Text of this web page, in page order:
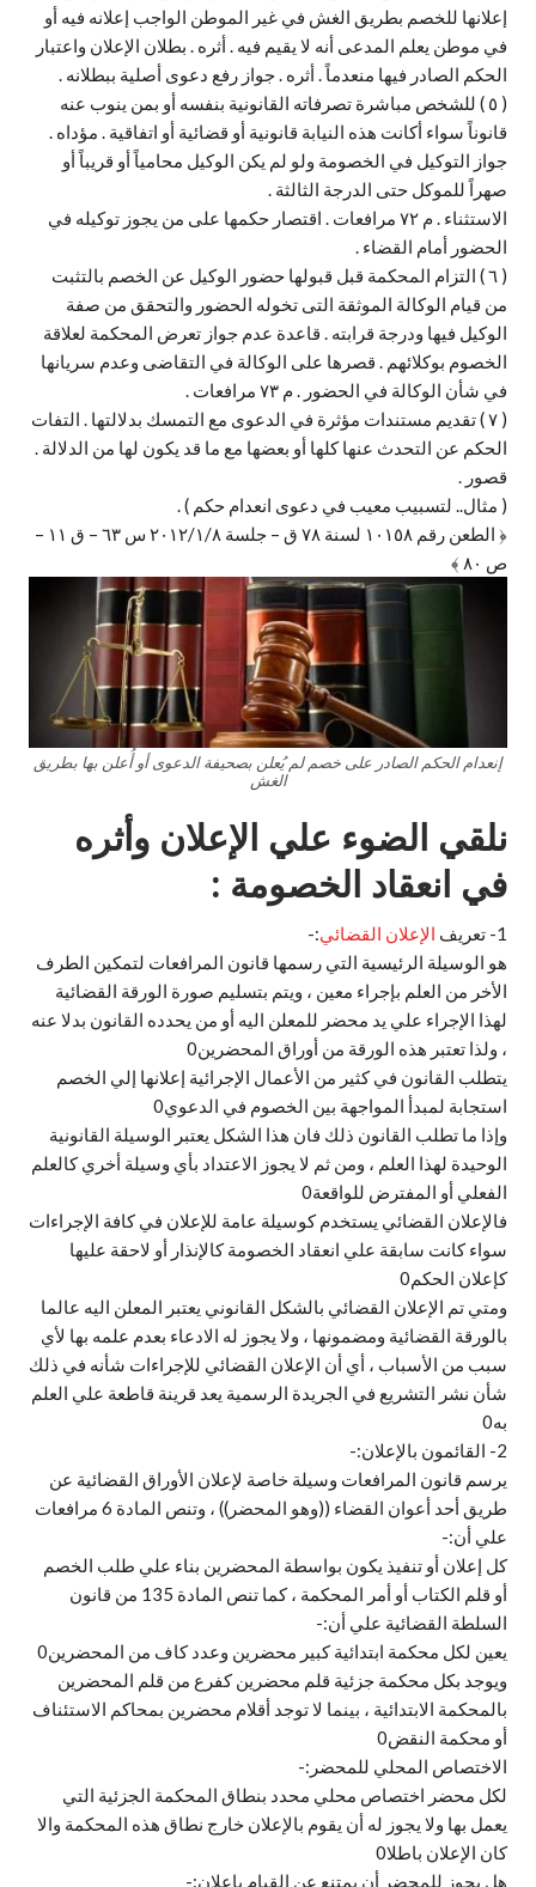
إعلانها للخصم بطريق الغش في غير الموطن الواجب إعلانه فيه أو
في موطن يعلم المدعى أنه لا يقيم فيه . أثره . بطلان الإعلان واعتبار
الحكم الصادر فيها منعدماً . أثره . جواز رفع دعوى أصلية ببطلانه .
( ٥ ) للشخص مباشرة تصرفاته القانونية بنفسه أو بمن ينوب عنه
قانوناً سواء أكانت هذه النيابة قانونية أو قضائية أو اتفاقية . مؤداه .
جواز التوكيل في الخصومة ولو لم يكن الوكيل محامياً أو قريباً أو
صهراً للموكل حتى الدرجة الثالثة .
الاستثناء . م ٧٢ مرافعات . اقتصار حكمها على من يجوز توكيله في
الحضور أمام القضاء .
( ٦ ) التزام المحكمة قبل قبولها حضور الوكيل عن الخصم بالتثبت
من قيام الوكالة الموثقة التى تخوله الحضور والتحقق من صفة
الوكيل فيها ودرجة قرابته . قاعدة عدم جواز تعرض المحكمة لعلاقة
الخصوم بوكلائهم . قصرها على الوكالة في التقاضى وعدم سريانها
في شأن الوكالة في الحضور . م ٧٣ مرافعات .
( ٧ ) تقديم مستندات مؤثرة في الدعوى مع التمسك بدلالتها . التفات
الحكم عن التحدث عنها كلها أو بعضها مع ما قد يكون لها من الدلالة .
قصور .
( مثال.. لتسبيب معيب في دعوى انعدام حكم ) .
﴿ الطعن رقم ١٠١٥٨ لسنة ٧٨ ق – جلسة ٢٠١٢/١/٨ س ٦٣ – ق ١١ –
ص ٨٠ ﴾
إنعدام الحكم الصادر على خصم لم يُعلن بصحيفة الدعوى أو أُعلن بها بطريق
الغش
نلقي الضوء علي الإعلان وأثره
في انعقاد الخصومة :
1- تعريف الإعلان القضائي:-
هو الوسيلة الرئيسية التي رسمها قانون المرافعات لتمكين الطرف
الأخر من العلم بإجراء معين ، ويتم بتسليم صورة الورقة القضائية
لهذا الإجراء علي يد محضر للمعلن اليه أو من يحدده القانون بدلا عنه
، ولذا تعتبر هذه الورقة من أوراق المحضرين0
يتطلب القانون في كثير من الأعمال الإجرائية إعلانها إلي الخصم
استجابة لمبدأ المواجهة بين الخصوم في الدعوي0
وإذا ما تطلب القانون ذلك فان هذا الشكل يعتبر الوسيلة القانونية
الوحيدة لهذا العلم ، ومن ثم لا يجوز الاعتداد بأي وسيلة أخري كالعلم
الفعلي أو المفترض للواقعة0
فالإعلان القضائي يستخدم كوسيلة عامة للإعلان في كافة الإجراءات
سواء كانت سابقة علي انعقاد الخصومة كالإنذار أو لاحقة عليها
كإعلان الحكم0
ومتي تم الإعلان القضائي بالشكل القانوني يعتبر المعلن اليه عالما
بالورقة القضائية ومضمونها ، ولا يجوز له الادعاء بعدم علمه بها لأي
سبب من الأسباب ، أي أن الإعلان القضائي للإجراءات شأنه في ذلك
شأن نشر التشريع في الجريدة الرسمية يعد قرينة قاطعة علي العلم
به0
2- القائمون بالإعلان:-
يرسم قانون المرافعات وسيلة خاصة لإعلان الأوراق القضائية عن
طريق أحد أعوان القضاء ((وهو المحضر)) ، وتنص المادة 6 مرافعات
علي أن:-
كل إعلان أو تنفيذ يكون بواسطة المحضرين بناء علي طلب الخصم
أو قلم الكتاب أو أمر المحكمة ، كما تنص المادة 135 من قانون
السلطة القضائية علي أن:-
يعين لكل محكمة ابتدائية كبير محضرين وعدد كاف من المحضرين0
ويوجد بكل محكمة جزئية قلم محضرين كفرع من قلم المحضرين
بالمحكمة الابتدائية ، بينما لا توجد أقلام محضرين بمحاكم الاستئناف
أو محكمة النقض0
الاختصاص المحلي للمحضر:-
لكل محضر اختصاص محلي محدد بنطاق المحكمة الجزئية التي
يعمل بها ولا يجوز له أن يقوم بالإعلان خارج نطاق هذه المحكمة والا
كان الإعلان باطلا0
هل يجوز للمحضر أن يمتنع عن القيام بإعلان:-